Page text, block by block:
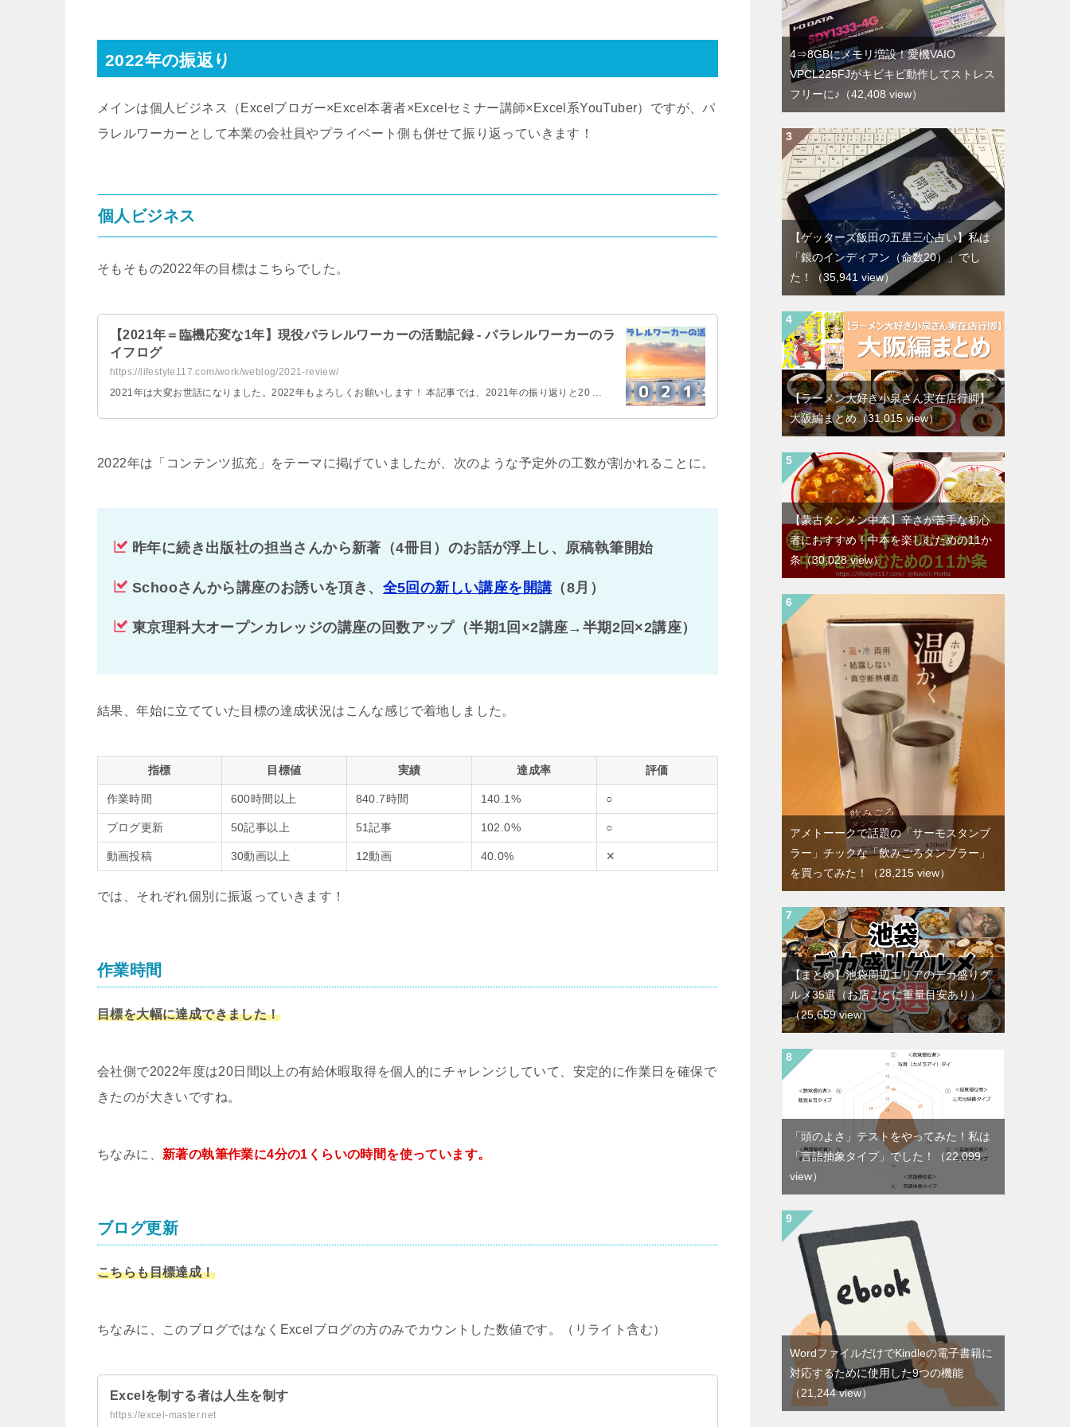
2022年の振返り
メインは個人ビジネス（ Excel ブロガー×Excel本著者×Excel セミナー講師× Excel 系YouTuber）ですが、パ
ラレルワーカーとして本業の会社員やプライベート側も併せて振り返っていきます！
個人ビジネス
そもそもの2022年の目標はこちらでした。
【2021年＝臨機応変な1年】現役パラレルワーカーの活動記録 - パラレルワーカーのラ
イフログ
https://lifestyle117.com/work/weblog/2021-review/
2021年は大変お世話になりました。2022年もよろしくお願いします！ 本記事では、2021年の振り返りと20 …
2022年は「コンテンツ拡充」をテーマに掲げていましたが、次のような予定外の工数が割かれることに。
昨年に続き出版社の担当さんから新著（4冊目）のお話が浮上し、原稿執筆開始
Schooさんから講座のお誘いを頂き、 全5回の新しい講座を開講 （8月）
東京理科大オープンカレッジの講座の回数アップ（半期1回×2講座→半期2回×2講座）
結果、年始に立てていた目標の達成状況はこんな感じで着地しました。
指標 目標値 実績 達成率 評価
作業時間 600時間以上 840.7時間 140.1% ○
ブログ更新 50記事以上 51記事 102.0% ○
動画投稿 30動画以上 12動画 40.0% ✕
では、それぞれ個別に振返っていきます！
作業時間
目標を大幅に達成できました！
会社側で2022年度は20日間以上の有給休暇取得を個人的にチャレンジしていて、安定的に作業日を確保で
きたのが大きいですね。
ちなみに、 新著の執筆作業に4分の1 くらいの時間を使っています。
ブログ更新
こちらも目標達成！
ちなみに、このブログではなく Excel ブログの方のみでカウントした数値です。（リライト含む）
Excelを制する者は人生を制す
https://excel-master.net
4⇒8GBにメモリ増設！愛機VAIO
VPCL225FJがキビキビ動作してストレス
フリーに♪ （42,408 view）
【ゲッターズ飯田の五星三心占い】私は
「銀のインディアン（命数20）」でし
た！
（35,941 view）
【ラーメン大好き小泉さん実在店行脚】
大阪編まとめ（31,015 view）
【蒙古タンメン中本】辛さが苦手な初心
者におすすめ！中本を楽しむための11か
条（30,028 view）
アメトーークで話題の「サーモスタンブ
ラー」チックな「飲みごろタンブラー」
を買ってみた！
（28,215 view）
【まとめ】池袋周辺エリアのデカ盛りグ
ルメ35選（お店ごとに重量目安あり）
（25,659 view）
「頭のよさ」テストをやってみた！私は
「言語抽象タイプ」でした！
（22,099
view）
WordファイルだけでKindleの電子書籍に
対応するために使用した9つの機能
（21,244 view）